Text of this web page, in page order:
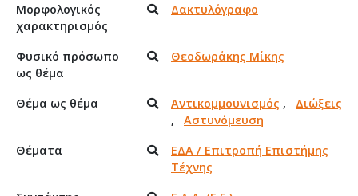
Μορφολογικός
χαρακτηρισμός
Δακτυλόγραφο
Φυσικό πρόσωπο
ως θέμα
Θεοδωράκης Μίκης
Θέμα ως θέμα Αντικομμουνισμός , Διώξεις
, Αστυνόμευση
Θέματα
ΕΔΑ / Επιτροπή Επιστήμης
Τέχνης